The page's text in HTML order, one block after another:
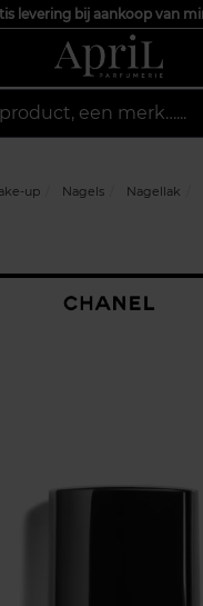
levering bij aankoop van
een merk…...
up Nagels Nagellak